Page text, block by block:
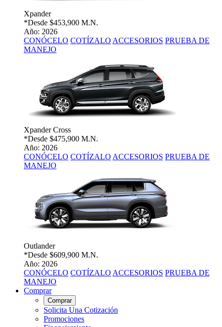
Xpander
*Desde $453,900 M.N.
Año: 2026
CONÓCELO COTÍZALO ACCESORIOS PRUEBA DE
MANEJO
Xpander Cross
*Desde $475,900 M.N.
Año: 2026
CONÓCELO COTÍZALO ACCESORIOS PRUEBA DE
MANEJO
Outlander
*Desde $609,900 M.N.
Año: 2026
CONÓCELO COTÍZALO ACCESORIOS PRUEBA DE
MANEJO
Comprar
Comprar
Solicita Una Cotización
Promociones